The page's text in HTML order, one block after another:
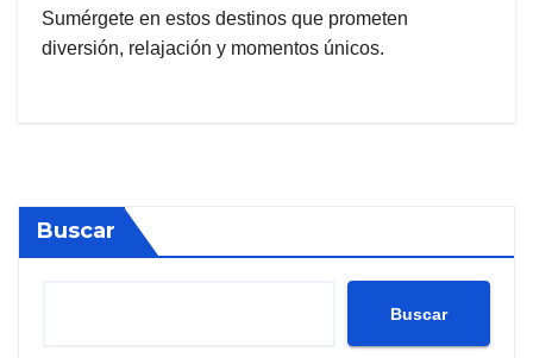
Sumérgete en estos destinos que prometen
diversión, relajación y momentos únicos.
Buscar
Buscar